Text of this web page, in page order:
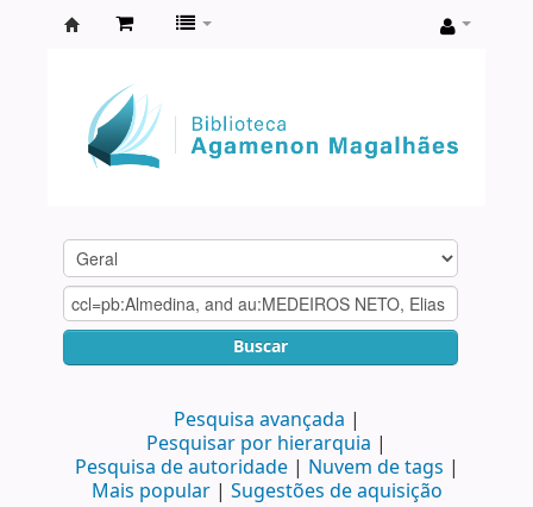
Agamenon
Magalhães
Buscar
Pesquisa avançada
Pesquisar por hierarquia
Pesquisa de autoridade
Nuvem de tags
Mais popular
Sugestões de aquisição